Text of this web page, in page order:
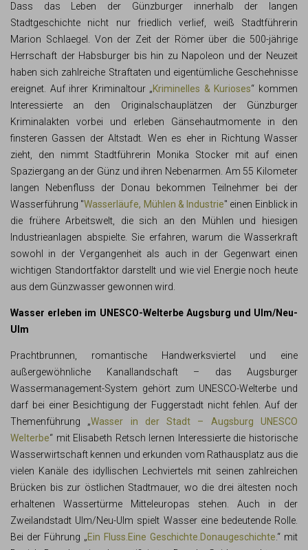
Dass das Leben der Günzburger innerhalb der langen
Stadtgeschichte nicht nur friedlich verlief, weiß Stadtführerin
Marion Schlaegel. Von der Zeit der Römer über die 500-jährige
Herrschaft der Habsburger bis hin zu Napoleon und der Neuzeit
haben sich zahlreiche Straftaten und eigentümliche Geschehnisse
ereignet. Auf ihrer Kriminaltour „Kriminelles & Kurioses“ kommen
Interessierte an den Originalschauplätzen der Günzburger
Kriminalakten vorbei und erleben Gänsehautmomente in den
finsteren Gassen der Altstadt. Wen es eher in Richtung Wasser
zieht, den nimmt Stadtführerin Monika Stocker mit auf einen
Spaziergang an der Günz und ihren Nebenarmen. Am 55 Kilometer
langen Nebenfluss der Donau bekommen Teilnehmer bei der
Wasserführung "Wasserläufe, Mühlen & Industrie" einen Einblick in
die frühere Arbeitswelt, die sich an den Mühlen und hiesigen
Industrieanlagen abspielte. Sie erfahren, warum die Wasserkraft
sowohl in der Vergangenheit als auch in der Gegenwart einen
wichtigen Standortfaktor darstellt und wie viel Energie noch heute
aus dem Günzwasser gewonnen wird.
Wasser erleben im UNESCO-Welterbe Augsburg und Ulm/Neu-
Ulm
Prachtbrunnen, romantische Handwerksviertel und eine
außergewöhnliche Kanallandschaft – das Augsburger
Wassermanagement-System gehört zum UNESCO-Welterbe und
darf bei einer Besichtigung der Fuggerstadt nicht fehlen. Auf der
Themenführung „Wasser in der Stadt – Augsburg UNESCO
Welterbe“ mit Elisabeth Retsch lernen Interessierte die historische
Wasserwirtschaft kennen und erkunden vom Rathausplatz aus die
vielen Kanäle des idyllischen Lechviertels mit seinen zahlreichen
Brücken bis zur östlichen Stadtmauer, wo die drei ältesten noch
erhaltenen Wassertürme Mitteleuropas stehen. Auch in der
Zweilandstadt Ulm/Neu-Ulm spielt Wasser eine bedeutende Rolle.
Bei der Führung „Ein Fluss.Eine Geschichte.Donaugeschichte .“ mit